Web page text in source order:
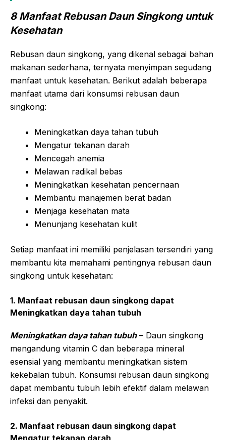
8 Manfaat Rebusan Daun Singkong untuk
Kesehatan
Rebusan daun singkong, yang dikenal sebagai bahan
makanan sederhana, ternyata menyimpan segudang
manfaat untuk kesehatan. Berikut adalah beberapa
manfaat utama dari konsumsi rebusan daun
singkong:
Meningkatkan daya tahan tubuh
Mengatur tekanan darah
Mencegah anemia
Melawan radikal bebas
Meningkatkan kesehatan pencernaan
Membantu manajemen berat badan
Menjaga kesehatan mata
Menunjang kesehatan kulit
Setiap manfaat ini memiliki penjelasan tersendiri yang
membantu kita memahami pentingnya rebusan daun
singkong untuk kesehatan:
1. Manfaat rebusan daun singkong dapat
Meningkatkan daya tahan tubuh
Meningkatkan daya tahan tubuh– Daun singkong
mengandung vitamin C dan beberapa mineral
esensial yang membantu meningkatkan sistem
kekebalan tubuh. Konsumsi rebusan daun singkong
dapat membantu tubuh lebih efektif dalam melawan
infeksi dan penyakit.
2. Manfaat rebusan daun singkong dapat
Mengatur tekanan darah